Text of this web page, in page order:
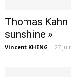
Thomas
sunshine »
Vincent KHENG - 27